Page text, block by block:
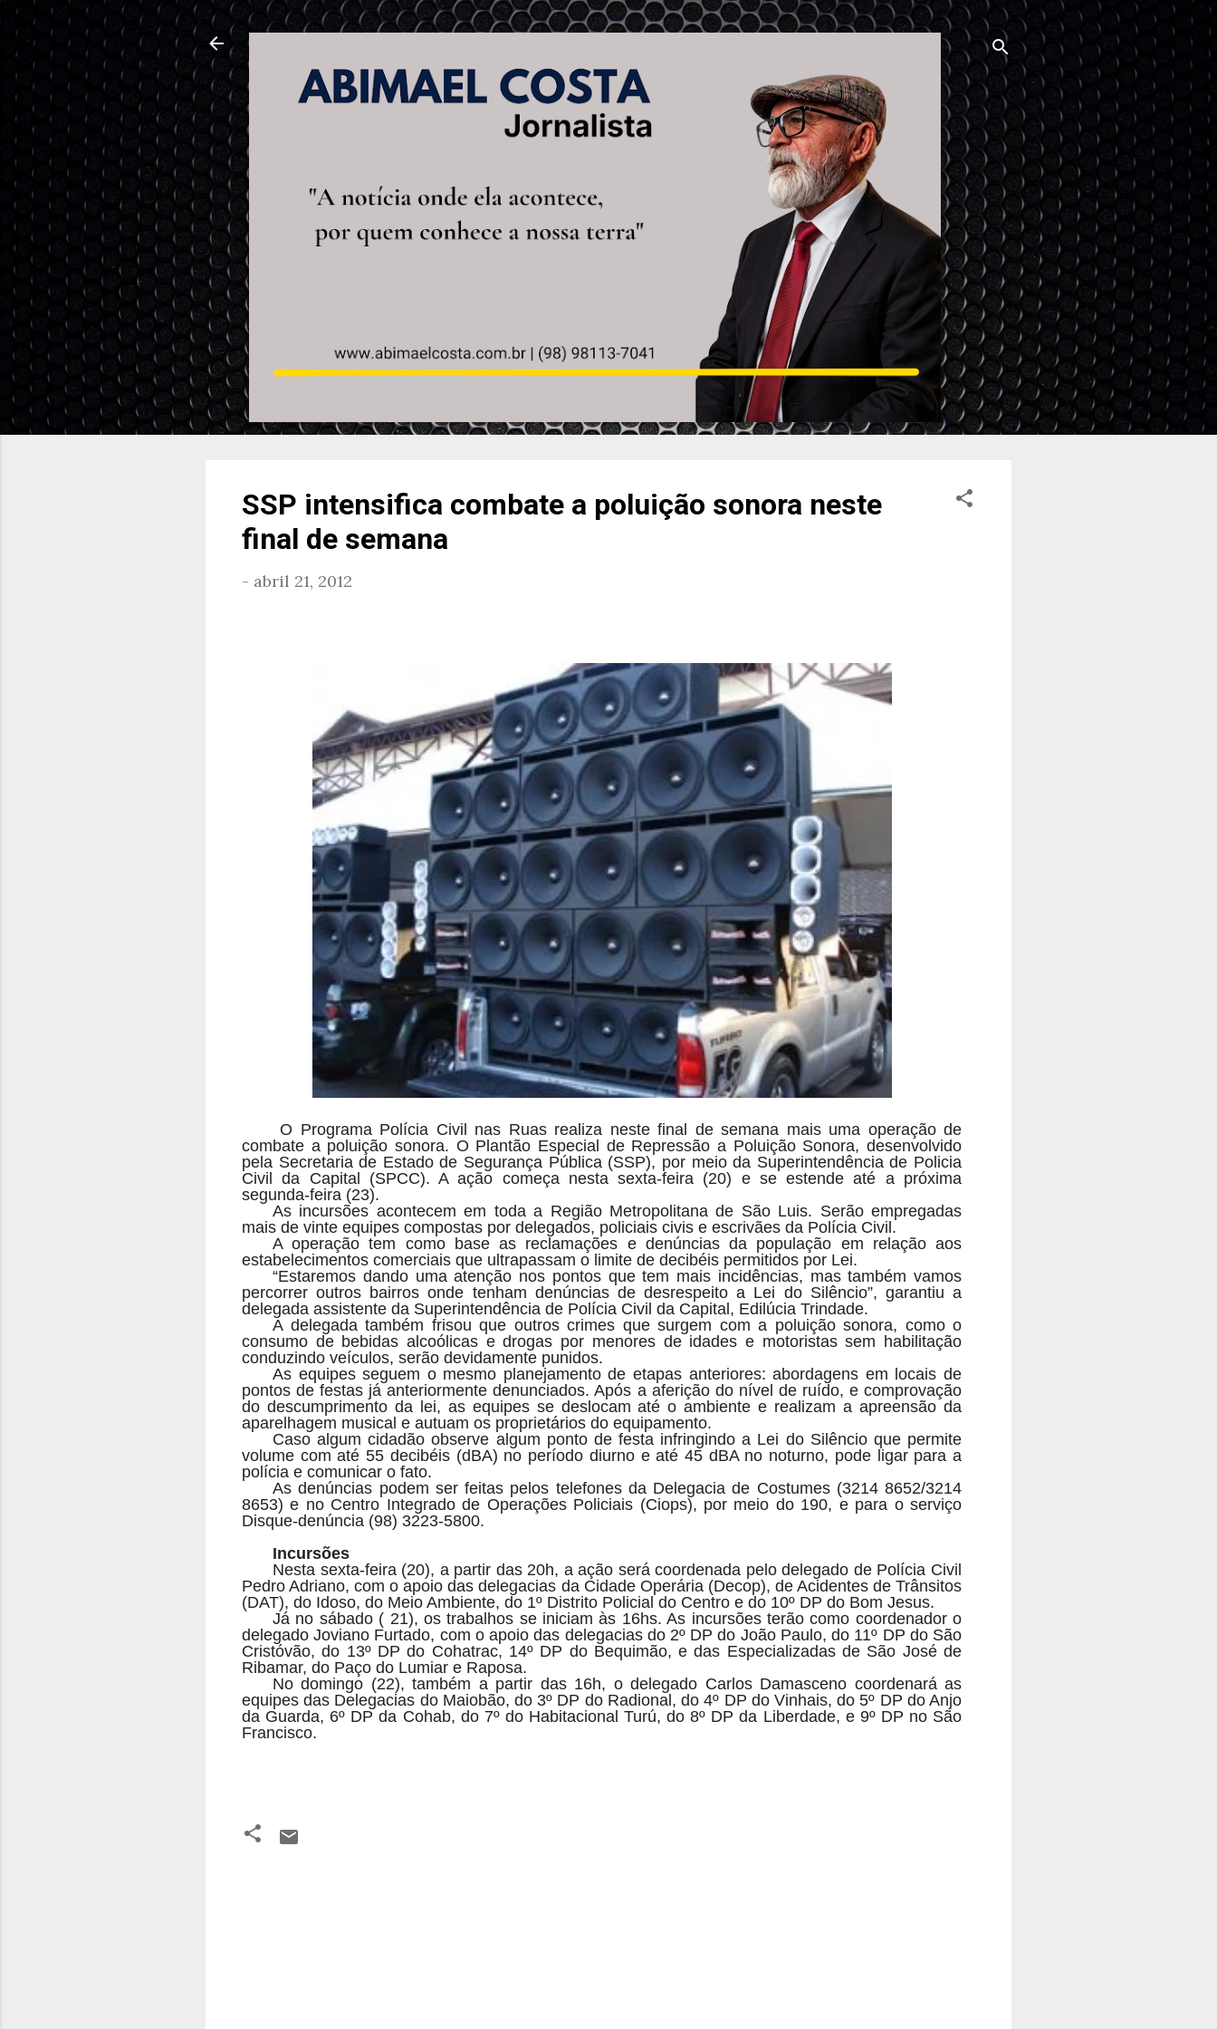
Pular para o conteúdo principal
SSP intensifica combate a poluição sonora neste
final de semana
- abril 21, 2012
O Programa Polícia Civil nas Ruas realiza neste final de semana mais uma operação de
combate a poluição sonora. O Plantão Especial de Repressão a Poluição Sonora, desenvolvido
pela Secretaria de Estado de Segurança Pública (SSP), por meio da Superintendência de Policia
Civil da Capital (SPCC). A ação começa nesta sexta-feira (20) e se estende até a próxima
segunda-feira (23).
As incursões acontecem em toda a Região Metropolitana de São Luis. Serão empregadas
mais de vinte equipes compostas por delegados, policiais civis e escrivães da Polícia Civil.
A operação tem como base as reclamações e denúncias da população em relação aos
estabelecimentos comerciais que ultrapassam o limite de decibéis permitidos por Lei.
“Estaremos dando uma atenção nos pontos que tem mais incidências, mas também vamos
percorrer outros bairros onde tenham denúncias de desrespeito a Lei do Silêncio”, garantiu a
delegada assistente da Superintendência de Polícia Civil da Capital, Edilúcia Trindade.
A delegada também frisou que outros crimes que surgem com a poluição sonora, como o
consumo de bebidas alcoólicas e drogas por menores de idades e motoristas sem habilitação
conduzindo veículos, serão devidamente punidos.
As equipes seguem o mesmo planejamento de etapas anteriores: abordagens em locais de
pontos de festas já anteriormente denunciados. Após a aferição do nível de ruído, e comprovação
do descumprimento da lei, as equipes se deslocam até o ambiente e realizam a apreensão da
aparelhagem musical e autuam os proprietários do equipamento.
Caso algum cidadão observe algum ponto de festa infringindo a Lei do Silêncio que permite
volume com até 55 decibéis (dBA) no período diurno e até 45 dBA no noturno, pode ligar para a
polícia e comunicar o fato.
As denúncias podem ser feitas pelos telefones da Delegacia de Costumes (3214 8652/3214
8653) e no Centro Integrado de Operações Policiais (Ciops), por meio do 190, e para o serviço
Disque-denúncia (98) 3223-5800.
Incursões
Nesta sexta-feira (20), a partir das 20h, a ação será coordenada pelo delegado de Polícia Civil
Pedro Adriano, com o apoio das delegacias da Cidade Operária (Decop), de Acidentes de Trânsitos
(DAT), do Idoso, do Meio Ambiente, do 1º Distrito Policial do Centro e do 10º DP do Bom Jesus.
Já no sábado ( 21), os trabalhos se iniciam às 16hs. As incursões terão como coordenador o
delegado Joviano Furtado, com o apoio das delegacias do 2º DP do João Paulo, do 11º DP do São
Cristóvão, do 13º DP do Cohatrac, 14º DP do Bequimão, e das Especializadas de São José de
Ribamar, do Paço do Lumiar e Raposa.
No domingo (22), também a partir das 16h, o delegado Carlos Damasceno coordenará as
equipes das Delegacias do Maiobão, do 3º DP do Radional, do 4º DP do Vinhais, do 5º DP do Anjo
da Guarda, 6º DP da Cohab, do 7º do Habitacional Turú, do 8º DP da Liberdade, e 9º DP no São
Francisco.